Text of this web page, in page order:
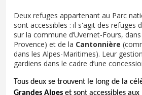
Deux refuges appartenant au Parc
sont accessibles : il s'agit des refuges
sur la commune d’Uvernet-Fours,
Provence) et de la Cantonnière
dans les Alpes-Maritimes). Leur
gardiens dans le cadre d’une
Tous deux se trouvent le long de la
Grandes Alpes et sont accessibles